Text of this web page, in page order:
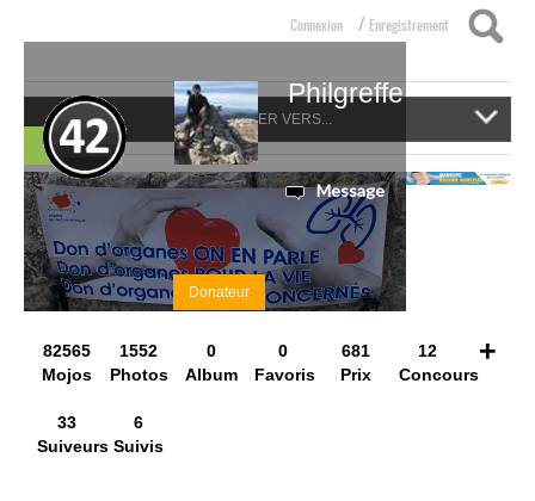
Connexion / Enregistrement
NAVIGUER VERS...
Philgreffe
Suivre
Donateur
Message
82565
Mojos
1552
Photos
0
Album
0
Favoris
681
Prix
12
Concours
33
Suiveurs
6
Suivis
+